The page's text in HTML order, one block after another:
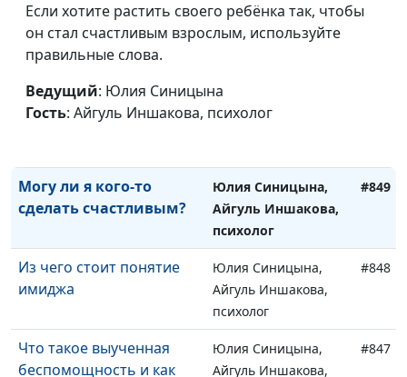
Если хотите растить своего ребёнка так, чтобы
он стал счастливым взрослым, используйте
правильные слова.
Ведущий: Юлия Синицына
Гость: Айгуль Иншакова, психолог
Что такое пассивная
берётся
Юлия Синицына,
Айгуль Иншакова,
Почему я не хочу
отношений?
Юлия Синицына,
Могу ли я кого-то
сделать счастливым?
Юлия Синицына,
Айгуль Иншакова,
психолог
#849
Из чего стоит понятие
имиджа
Юлия Синицына,
Айгуль Иншакова,
психолог
#848
Что такое выученная
беспомощность и как
Юлия Синицына,
Айгуль Иншакова,
#847